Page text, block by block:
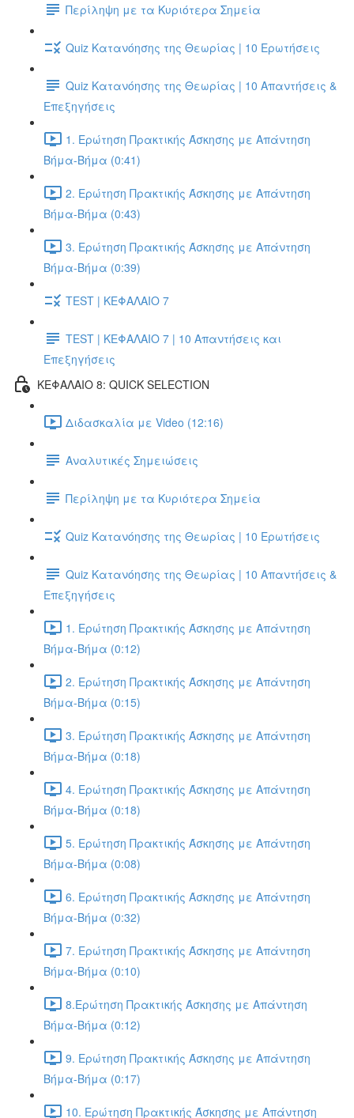
Περίληψη με τα Κυριότερα Σημεία
Quiz Κατανόησης της Θεωρίας | 10 Ερωτήσεις
Quiz Κατανόησης της Θεωρίας | 10 Απαντήσεις &
Επεξηγήσεις
1. Ερώτηση Πρακτικής Άσκησης με Απάντηση
Βήμα-Βήμα (0:41)
2. Ερώτηση Πρακτικής Άσκησης με Απάντηση
Βήμα-Βήμα (0:43)
3. Ερώτηση Πρακτικής Άσκησης με Απάντηση
Βήμα-Βήμα (0:39)
TEST | ΚΕΦΑΛΑΙΟ 7
TEST | ΚΕΦΑΛΑΙΟ 7 | 10 Απαντήσεις και
Επεξηγήσεις
ΚΕΦΑΛΑΙΟ 8: QUICK SELECTION
Διδασκαλία με Video (12:16)
Αναλυτικές Σημειώσεις
Περίληψη με τα Κυριότερα Σημεία
Quiz Κατανόησης της Θεωρίας | 10 Ερωτήσεις
Quiz Κατανόησης της Θεωρίας | 10 Απαντήσεις &
Επεξηγήσεις
1. Ερώτηση Πρακτικής Άσκησης με Απάντηση
Βήμα-Βήμα (0:12)
2. Ερώτηση Πρακτικής Άσκησης με Απάντηση
Βήμα-Βήμα (0:15)
3. Ερώτηση Πρακτικής Άσκησης με Απάντηση
Βήμα-Βήμα (0:18)
4. Ερώτηση Πρακτικής Άσκησης με Απάντηση
Βήμα-Βήμα (0:18)
5. Ερώτηση Πρακτικής Άσκησης με Απάντηση
Βήμα-Βήμα (0:08)
6. Ερώτηση Πρακτικής Άσκησης με Απάντηση
Βήμα-Βήμα (0:32)
7. Ερώτηση Πρακτικής Άσκησης με Απάντηση
Βήμα-Βήμα (0:10)
8.Ερώτηση Πρακτικής Άσκησης με Απάντηση
Βήμα-Βήμα (0:12)
9. Ερώτηση Πρακτικής Άσκησης με Απάντηση
Βήμα-Βήμα (0:17)
10. Ερώτηση Πρακτικής Άσκησης με Απάντηση